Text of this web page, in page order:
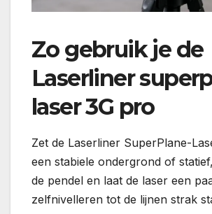
Zo gebruik je de
Laserliner
laser 3G pro
Zet de Laserliner SuperPlane-
een stabiele ondergrond of
de pendel en laat de laser een
zelfnivelleren tot de lijnen strak